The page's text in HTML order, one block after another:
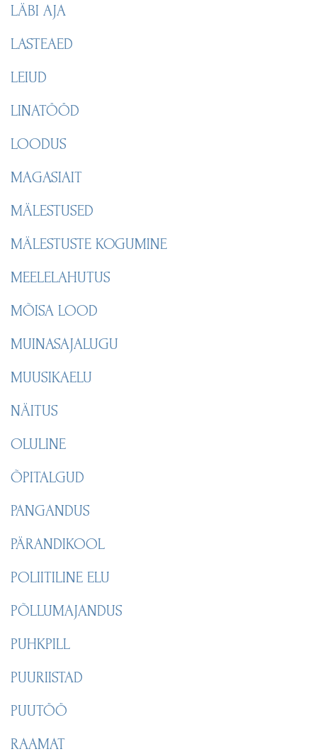
LÄBI AJA
LASTEAED
LEIUD
LINATÖÖD
LOODUS
MAGASIAIT
MÄLESTUSED
MÄLESTUSTE KOGUMINE
MEELELAHUTUS
MÕISA LOOD
MUINASAJALUGU
MUUSIKAELU
NÄITUS
OLULINE
ÕPITALGUD
PANGANDUS
PÄRANDIKOOL
POLIITILINE ELU
PÕLLUMAJANDUS
PUHKPILL
PUURIISTAD
PUUTÖÖ
RAAMAT